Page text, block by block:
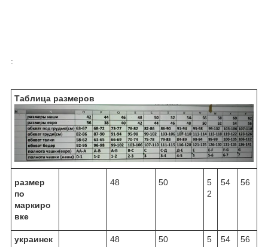
:
Таблица размеров
размер
по
маркиро
вке
48 50
5
2
54 56
украинск
48 50
5
54 56